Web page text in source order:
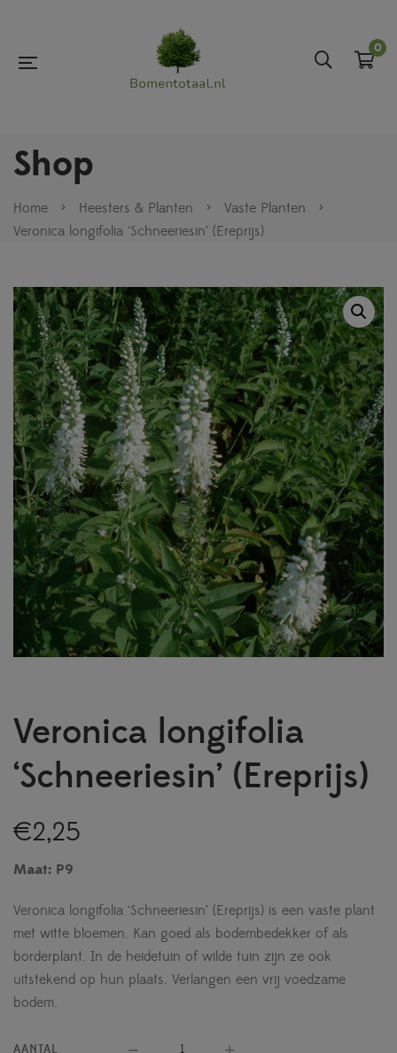
0
Shop
Home > Heesters & Planten > Vaste Planten
>
Veronica longifolia ‘Schneeriesin’ (Ereprijs)
Veronica longifolia
‘Schneeriesin’ (Ereprijs)
€2,25
Maat: P9
Veronica longifolia ‘Schneeriesin’ (Ereprijs) is een vaste plant
met witte bloemen. Kan goed als bodembedekker of als
borderplant. In de heidetuin of wilde tuin zijn ze ook
uitstekend op hun plaats. Verlangen een vrij voedzame
bodem.
AANTAL